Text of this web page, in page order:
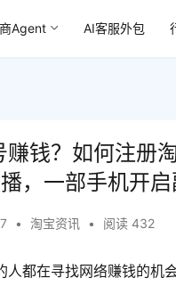
Agent AI客服外包
钱？如何注册
，一部手机开启
• 淘宝资讯 • 阅读 432
人都在寻找网络赚钱的机